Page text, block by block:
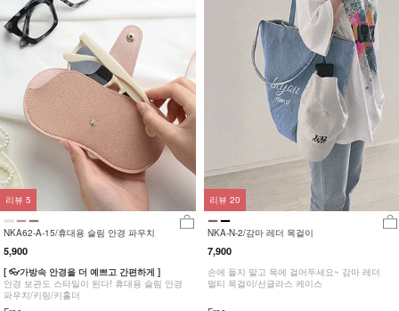
NKA62-A-15/휴대용 슬림 안경 파우치
5,900
[ 👓가방속 안경을 더 예쁘고 간편하게 ]
안경 보관도 스타일이 된다! 휴대용 슬림 안경
파우치/키링/키홀더
리뷰 5
NKA-N-2/감마 레더 목걸이
7,900
손에 들지 말고 목에 걸어두세요~ 감마 레더
멀티 목걸이/선글라스 케이스
리뷰 20